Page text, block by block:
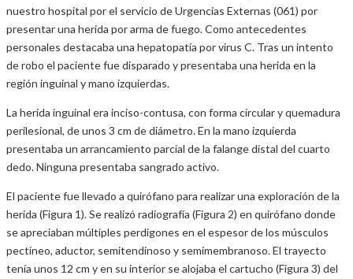
nuestro hospital por el servicio de Urgencias Externas (061) por
presentar una herida por arma de fuego. Como antecedentes
personales destacaba una hepatopatía por virus C. Tras un intento
de robo el paciente fue disparado y presentaba una herida en la
región inguinal y mano izquierdas.
La herida inguinal era inciso-contusa, con forma circular y quemadura
perilesional, de unos 3 cm de diámetro. En la mano izquierda
presentaba un arrancamiento parcial de la falange distal del cuarto
dedo. Ninguna presentaba sangrado activo.
El paciente fue llevado a quirófano para realizar una exploración de la
herida (Figura 1). Se realizó radiografía (Figura 2) en quirófano donde
se apreciaban múltiples perdigones en el espesor de los músculos
pectíneo, aductor, semitendinoso y semimembranoso. El trayecto
tenía unos 12 cm y en su interior se alojaba el cartucho (Figura 3) del